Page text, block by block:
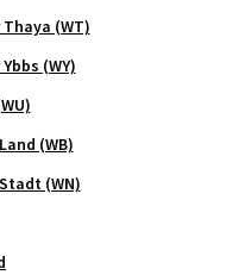
(WT)
(WY)
(WB)
(WN)